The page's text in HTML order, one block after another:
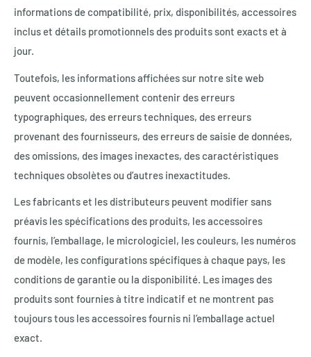
informations de compatibilité, prix, disponibilités, accessoires
inclus et détails promotionnels des produits sont exacts et à
jour.
Toutefois, les informations affichées sur notre site web
peuvent occasionnellement contenir des erreurs
typographiques, des erreurs techniques, des erreurs
provenant des fournisseurs, des erreurs de saisie de données,
des omissions, des images inexactes, des caractéristiques
techniques obsolètes ou d’autres inexactitudes.
Les fabricants et les distributeurs peuvent modifier sans
préavis les spécifications des produits, les accessoires
fournis, l’emballage, le micrologiciel, les couleurs, les numéros
de modèle, les configurations spécifiques à chaque pays, les
conditions de garantie ou la disponibilité. Les images des
produits sont fournies à titre indicatif et ne montrent pas
toujours tous les accessoires fournis ni l’emballage actuel
exact.